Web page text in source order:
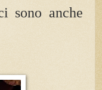
sono anche